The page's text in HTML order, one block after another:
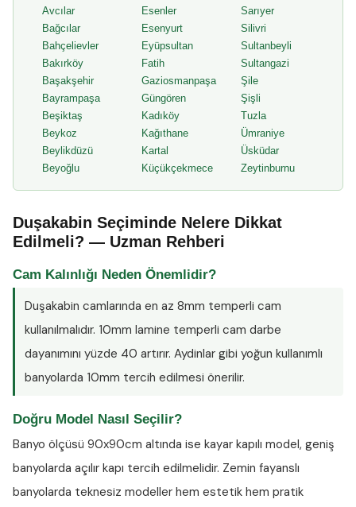
Avcılar
Bağcılar
Bahçelievler
Bakırköy
Başakşehir
Bayrampaşa
Beşiktaş
Beykoz
Beylikdüzü
Beyoğlu
Esenler
Esenyurt
Eyüpsultan
Fatih
Gaziosmanpaşa
Güngören
Kadıköy
Kağıthane
Kartal
Küçükçekmece
Sarıyer
Silivri
Sultanbeyli
Sultangazi
Şile
Şişli
Tuzla
Ümraniye
Üsküdar
Zeytinburnu
Duşakabin Seçiminde Nelere Dikkat
Edilmeli? — Uzman Rehberi
Cam Kalınlığı Neden Önemlidir?
Duşakabin camlarında en az 8mm temperli cam
kullanılmalıdır. 10mm lamine temperli cam darbe
dayanımını yüzde 40 artırır. Aydinlar gibi yoğun kullanımlı
banyolarda 10mm tercih edilmesi önerilir.
Doğru Model Nasıl Seçilir?
Banyo ölçüsü 90x90cm altında ise kayar kapılı model, geniş
banyolarda açılır kapı tercih edilmelidir. Zemin fayanslı
banyolarda teknesiz modeller hem estetik hem pratik